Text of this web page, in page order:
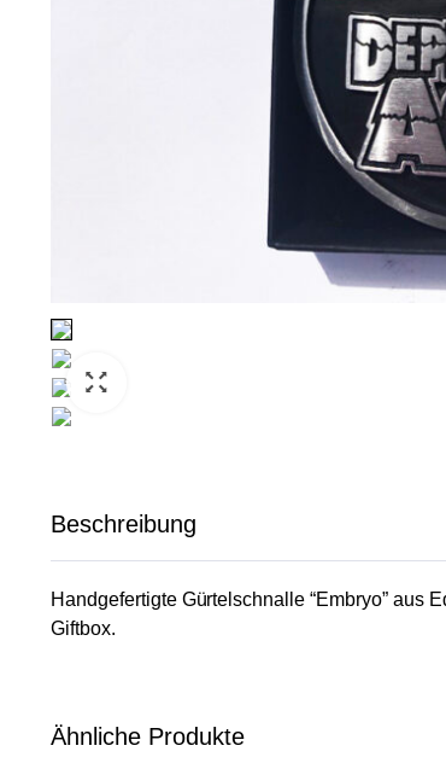
Beschreibung
Handgefertigte Gürtelschnalle “Embryo”
Giftbox.
Ähnliche Produkte